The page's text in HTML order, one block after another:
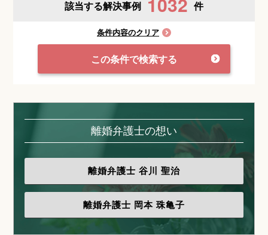
該当する解決事例 件
条件内容のクリア
この条件で検索する
離婚弁護士の想い
離婚弁護士 谷川 聖治
離婚弁護士 岡本 珠亀子